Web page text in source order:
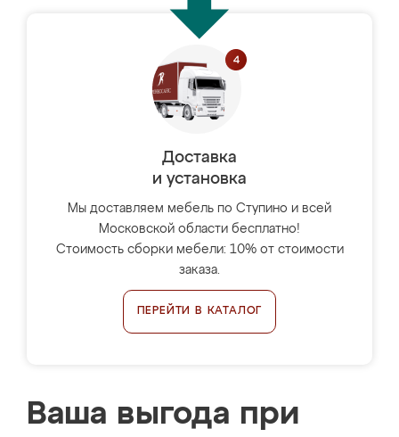
Доставка
и установка
Мы доставляем мебель по Ступино и всей
Московской области бесплатно!
Стоимость сборки мебели: 10% от стоимости
заказа.
ПЕРЕЙТИ В КАТАЛОГ
Ваша выгода при